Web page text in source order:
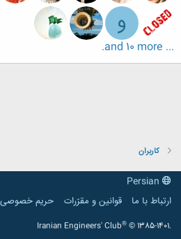
و
... and 10 more.
کاربران
ارتباط با ما
قوانین و مقرّرات حریم خصوصی
Iranian Engineers' Club® © 1385-1401.